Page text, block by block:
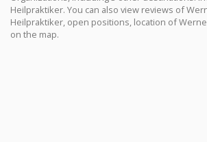
Heilpraktiker. You can also view reviews of
Heilpraktiker, open positions, location of
on the map.